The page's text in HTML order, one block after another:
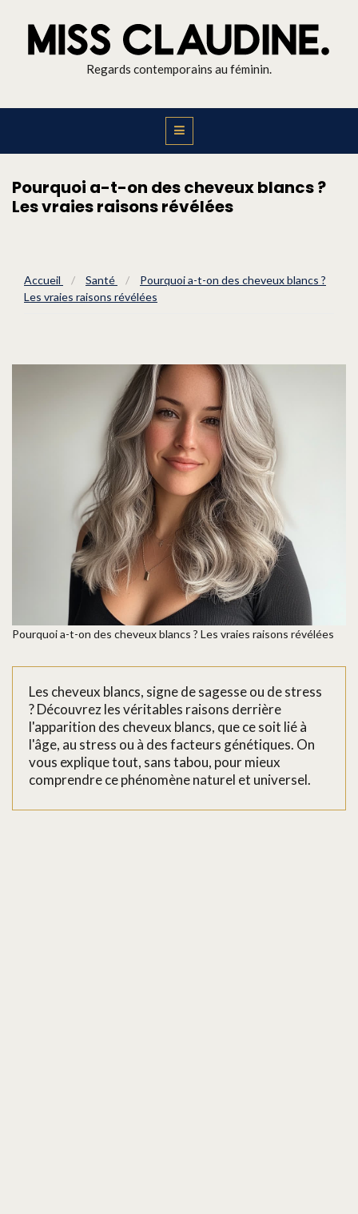
Regards contemporains au féminin.
Pourquoi a-t-on des cheveux blancs ?
Les vraies raisons révélées
Accueil / Santé /
Pourquoi a-t-on des cheveux blancs ?
Les vraies raisons révélées
Pourquoi a-t-on des cheveux blancs ? Les vraies raisons révélées
Les cheveux blancs, signe de sagesse ou de stress
? Découvrez les véritables raisons derrière
l'apparition des cheveux blancs, que ce soit lié à
l'âge, au stress ou à des facteurs génétiques. On
vous explique tout, sans tabou, pour mieux
comprendre ce phénomène naturel et universel.